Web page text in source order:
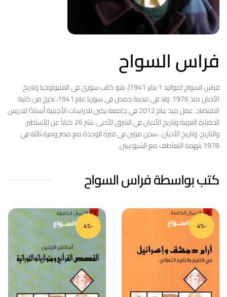
فراس السواح
فراس السواح (مواليد 1 يناير 1941)، هو كاتب سوري في المثيولوجيا وتاريخ
الأديان منذ 1976. ولد في مدينة حمص في سوريا عام 1941، تخرج من كلية
الاقتصاد. عمل منذ عام 2012 في جامعة بكين للدراسات الأجنبية أستاذًا لتدريس
الحضارة العربية وتاريخ الأديان في الشرق الأدنى. نشر 26 كتاباً عن الأساطير،
والتاريخ، وتاريخ الأديان.، سجن مرتين في فترة الوحدة مع مصر ومرة ثالثة في
1978 بتهمة التعاطف مع الشيوعيين.
كتب بواسطة فراس السواح
-4%
-4%